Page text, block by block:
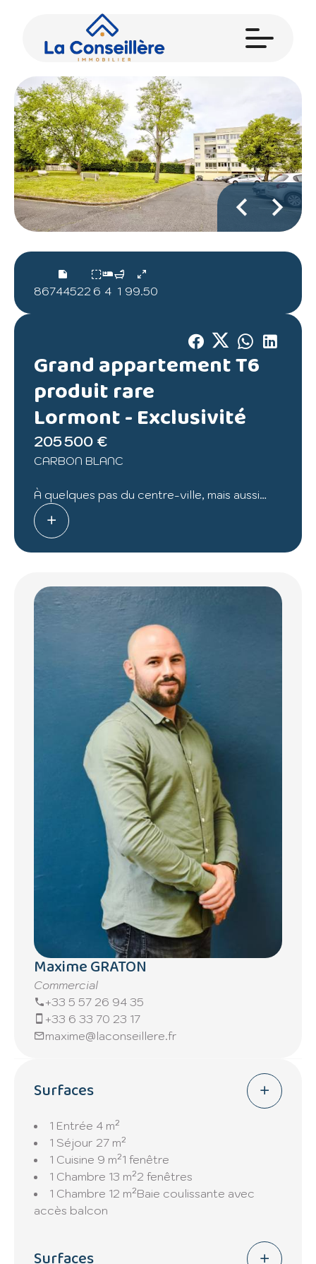
86744522 6 4 1 99.50
Grand appartement T6
produit rare
Lormont -Exclusivité
205 500 €
CARBON BLANC
À quelques pas du centre-ville, mais aussi
proche de toutes commodités (écoles,
cabinets médicaux, commerces de
résidence (lignes 60 et 7), venez découvrir
ce grand appartement T6 d'environ 100 m²
dans un environnement calme et sécurisé.
Spacieux et lumineux, il se compose d'un
séjour double avec accès à un balcon,
offrant une vue dégagée et permettant de
contempler aussi bien le coucher que le
lever du soleil, d'une cuisine séparée, de
quatre chambres avec possibilité d'une
cinquième, d'une salle de bains, de WC et
d'une loggia.
Un grand parc arboré de plus d'un hectare
ainsi qu'un jardin partagé font le plaisir des
petits comme des grands, et cela en toute
Ce petit nid douillet fera aussi bien le
bonheur d'une famille que d'un investisseur
en lui offrant une rentabilité nette d'environ
7%.
150 euros de charges mensuelles
comprenant eau froide et entretien des
communs.
Maxime GRATON
Commercial
+33 5 57 26 94 35
+33 6 33 70 23 17
maxime@laconseillere.fr
Surfaces
1 Entrée 4 m²
1 Séjour 27 m²
1 Cuisine 9 m²1 fenêtre
1 Chambre 13 m²2 fenêtres
1 Chambre 12 m²Baie coulissante avec
accès balcon